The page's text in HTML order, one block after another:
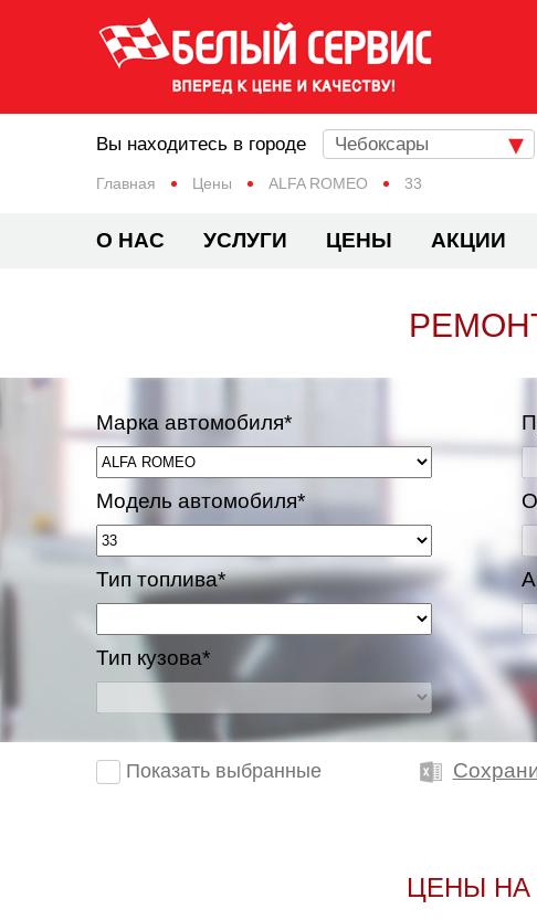
Главная Цены ALFA ROMEO 33
Вы находитесь в городе Чебоксары
О НАС УСЛУГИ ЦЕНЫ АКЦИИ
Марка автомобиля*
Модель автомобиля*
Тип топлива*
Тип кузова*
Показать выбранные
ЦЕНЫ НА